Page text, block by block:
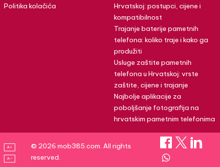
Politika kolačića
Hrvatskoj: postupci, cijene i
kompatibilnost
Trajanje baterije pametnih
telefona: koliko traje i kako ga
produžiti
Usluge zaštite pametnih
telefona u Hrvatskoj: vrste
zaštite, cijene i trajanje
Najbolje aplikacije za
poboljšanje fotografija na
hrvatskim pametnim telefonima
A+
A–
© 2026 mob385.com. All rights
reserved.